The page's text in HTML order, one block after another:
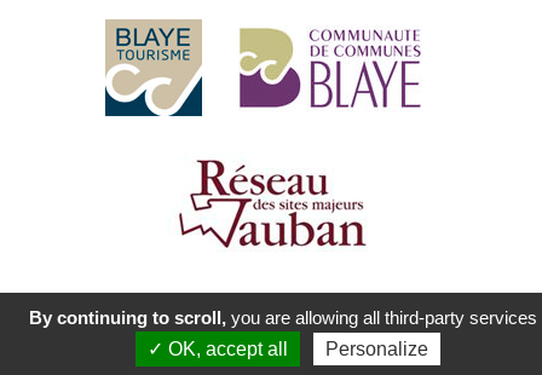
légales-Plan du site-propulsé par E-majine
By continuing to scroll, you are allowing all third-party services
✓ OK, accept all
Personalize